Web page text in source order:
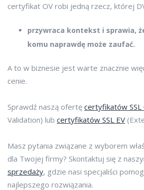
certyfikat OV robi jedną rzecz, której
przywraca kontekst i sprawia,
komu naprawdę może zaufać.
A to w biznesie jest warte znacznie
cenie.
Sprawdź naszą ofertę certyfikatów SSL
Validation) lub certyfikatów SSL EV
Masz pytania związane z wyborem
dla Twojej firmy? Skontaktuj się z
sprzedaży, gdzie nasi specjaliści
najlepszego rozwiązania.